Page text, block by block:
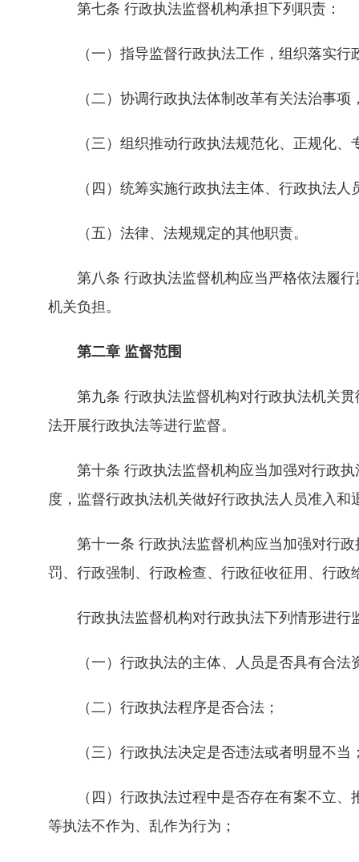
第七条 行政执法监督机构承担下列职责：
（一）指导监督行政执法工作，组织落实行
（二）协调行政执法体制改革有关法治事项
（三）组织推动行政执法规范化、正规化、
（四）统筹实施行政执法主体、行政执法人
（五）法律、法规规定的其他职责。
第八条 行政执法监督机构应当严格依法履行
机关负担。
第二章 监督范围
第九条 行政执法监督机构对行政执法机关贯
法开展行政执法等进行监督。
第十条 行政执法监督机构应当加强对行政执
度，监督行政执法机关做好行政执法人员准入和
第十一条 行政执法监督机构应当加强对行政
罚、行政强制、行政检查、行政征收征用、行政
行政执法监督机构对行政执法下列情形进行
（一）行政执法的主体、人员是否具有合法
（二）行政执法程序是否合法；
（三）行政执法决定是否违法或者明显不当
（四）行政执法过程中是否存在有案不立、
等执法不作为、乱作为行为；